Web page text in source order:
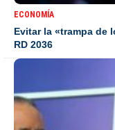
ECONOMÍA
Evitar la «trampa de
RD 2036